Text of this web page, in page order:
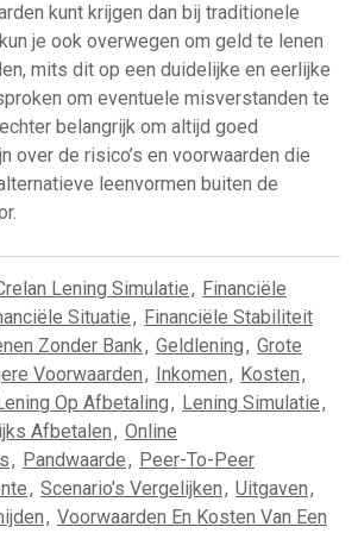
kunt krijgen dan bij traditionele
je ook overwegen om geld te lenen
mits dit op een duidelijke en eerlijke
om eventuele misverstanden te
belangrijk om altijd goed
over de risico’s en voorwaarden die
leenvormen buiten de
Lening Simulatie, Financiële
Situatie, Financiële Stabiliteit
Zonder Bank, Geldlening, Grote
Voorwaarden, Inkomen, Kosten,
Op Afbetaling, Lening Simulatie,
Afbetalen, Online
, Pandwaarde, Peer-To-Peer
, Scenario's Vergelijken, Uitgaven,
, Voorwaarden En Kosten Van Een